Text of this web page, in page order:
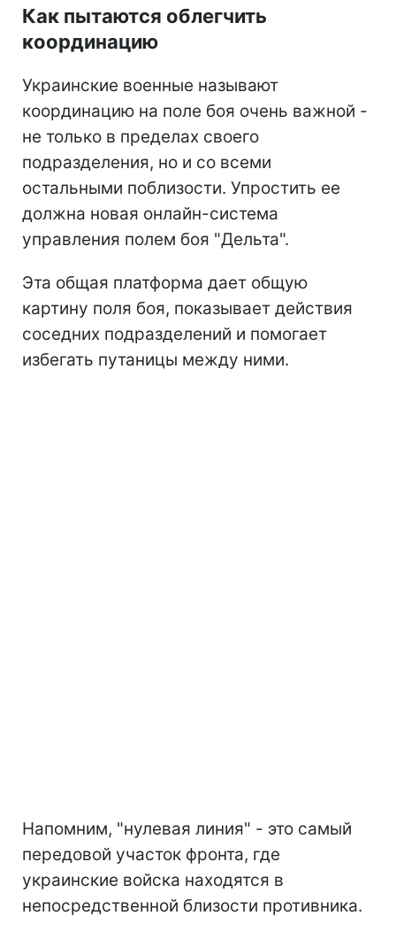
Как пытаются облегчить
координацию
Украинские военные называют
координацию на поле боя очень важной -
не только в пределах своего
подразделения, но и со всеми
остальными поблизости. Упростить ее
должна новая онлайн-система
управления полем боя "Дельта".
Эта общая платформа дает общую
картину поля боя, показывает действия
соседних подразделений и помогает
избегать путаницы между ними.
Напомним, "нулевая линия" - это самый
передовой участок фронта, где
украинские войска находятся в
непосредственной близости противника.